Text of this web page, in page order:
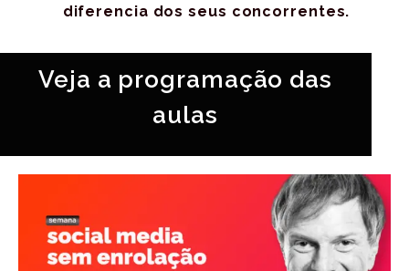
diferencia dos seus concorrentes.
Veja a programação das
aulas